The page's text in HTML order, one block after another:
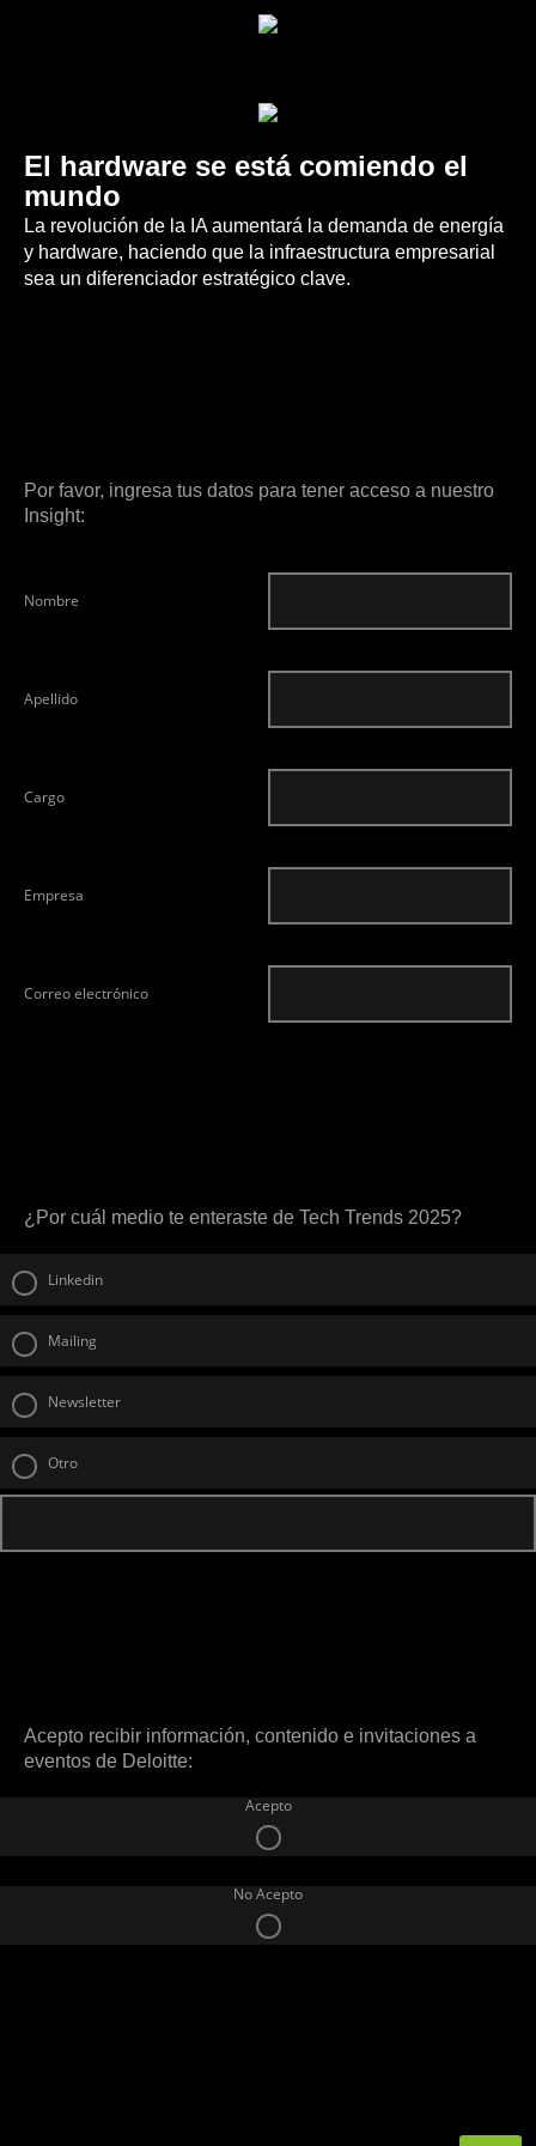
El hardware se está comiendo el
mundo
La revolución de la IA aumentará la demanda de energía
y hardware, haciendo que la infraestructura empresarial
sea un diferenciador estratégico clave.
Por favor, ingresa tus datos para tener acceso a nuestro
Insight:
Nombre
Apellido
Cargo
Empresa
Correo electrónico
¿Por cuál medio te enteraste de Tech Trends 2025?
Linkedin
Mailing
Newsletter
Otro
Acepto recibir información, contenido e invitaciones a
eventos de Deloitte:
Acepto
No Acepto